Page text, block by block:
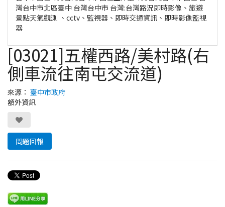
灣台中市北區臺中 台灣台中市 台灣:台灣路況即時影像、旅遊
景點天氣觀測 、cctv、監視器、即時交通資訊、即時影像監視
器
[03021]五權西路/美村路(右
側車流往南屯交流道)
來源： 臺中市政府
額外資訊
問題回報